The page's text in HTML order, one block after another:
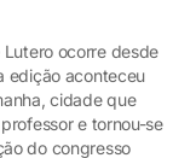
Lutero ocorre desde
edição aconteceu
cidade que
e tornou-se
do congresso